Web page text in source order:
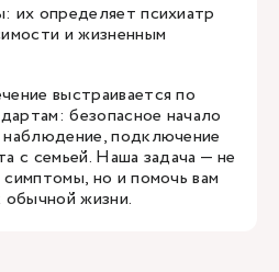
их определяет психиатр
и жизненным
выстраивается по
безопасное начало
подключение
с семьей. Наша задача — не
но и помочь вам
обычной жизни.